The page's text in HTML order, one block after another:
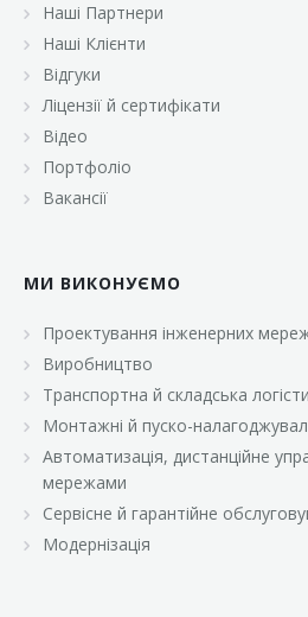
«Велмарт»
«ВК Експресс»
«Класс»
«Континент»
«Малинка»
«Марс»
«Оптовичок»
Наші Партнери
Наші Клієнти
Відгуки
Ліцензії й сертифікати
Відео
Портфоліо
Вакансії
МИ ВИКОНУЄМО
Проектування інженерних
Виробництво
Транспортна й складська
Монтажні й пуско-
Автоматизація, дистанційне
мережами
Сервісне й гарантійне
Модернізація